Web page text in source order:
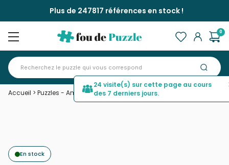
Plus de 247817 références en stock !
0
Accueil > Puzzles - Amour et Tendresse>Colorful Heart
En stock
24 visite(s) sur cette page au cours
des 7 derniers jours.